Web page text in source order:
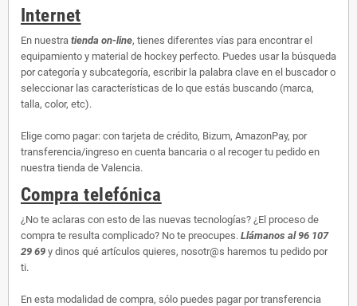
Internet
En nuestra tienda on-line, tienes diferentes vías para encontrar el
equipamiento y material de hockey perfecto. Puedes usar la búsqueda
por categoría y subcategoría, escribir la palabra clave en el buscador o
seleccionar las características de lo que estás buscando (marca,
talla, color, etc).
Elige como pagar: con tarjeta de crédito, Bizum, AmazonPay, por
transferencia/ingreso en cuenta bancaria o al recoger tu pedido en
nuestra tienda de Valencia.
Compra telefónica
¿No te aclaras con esto de las nuevas tecnologías? ¿El proceso de
compra te resulta complicado? No te preocupes. Llámanos al 96 107
29 69 y dinos qué artículos quieres, nosotr@s haremos tu pedido por
ti.
En esta modalidad de compra, sólo puedes pagar por transferencia